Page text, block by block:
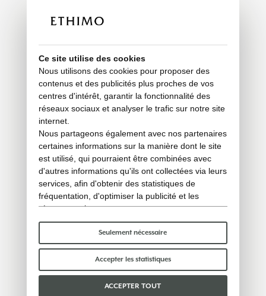
Ce site utilise des cookies
Nous utilisons des cookies pour proposer des
contenus et des publicités plus proches de vos
centres d'intérêt, garantir la fonctionnalité des
réseaux sociaux et analyser le trafic sur notre site
internet.
Nous partageons également avec nos partenaires
certaines informations sur la manière dont le site
est utilisé, qui pourraient être combinées avec
d'autres informations qu'ils ont collectées via leurs
services, afin d'obtenir des statistiques de
fréquentation, d'optimiser la publicité et les
réseaux sociaux.
Certains cookies « techniques » sont
indispensables au bon fonctionnement du site et
ne traitent ni ne partagent aucune donnée
personnelle avec des tiers. Pour en savoir plus,
vous pouvez consulter notrepolitique en matière
Seulement nécessaire
Accepter les statistiques
ACCEPTER TOUT